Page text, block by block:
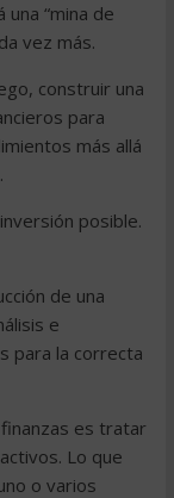
“mina de
vez más.
construir una
para
más allá
posible.
de una
e
para la correcta
es tratar
Lo que
o varios